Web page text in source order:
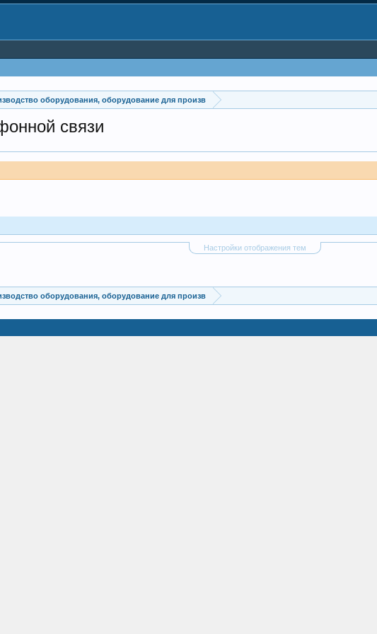
оборудования, оборудование для произв
связи
Настройки отображения тем
оборудования, оборудование для произв